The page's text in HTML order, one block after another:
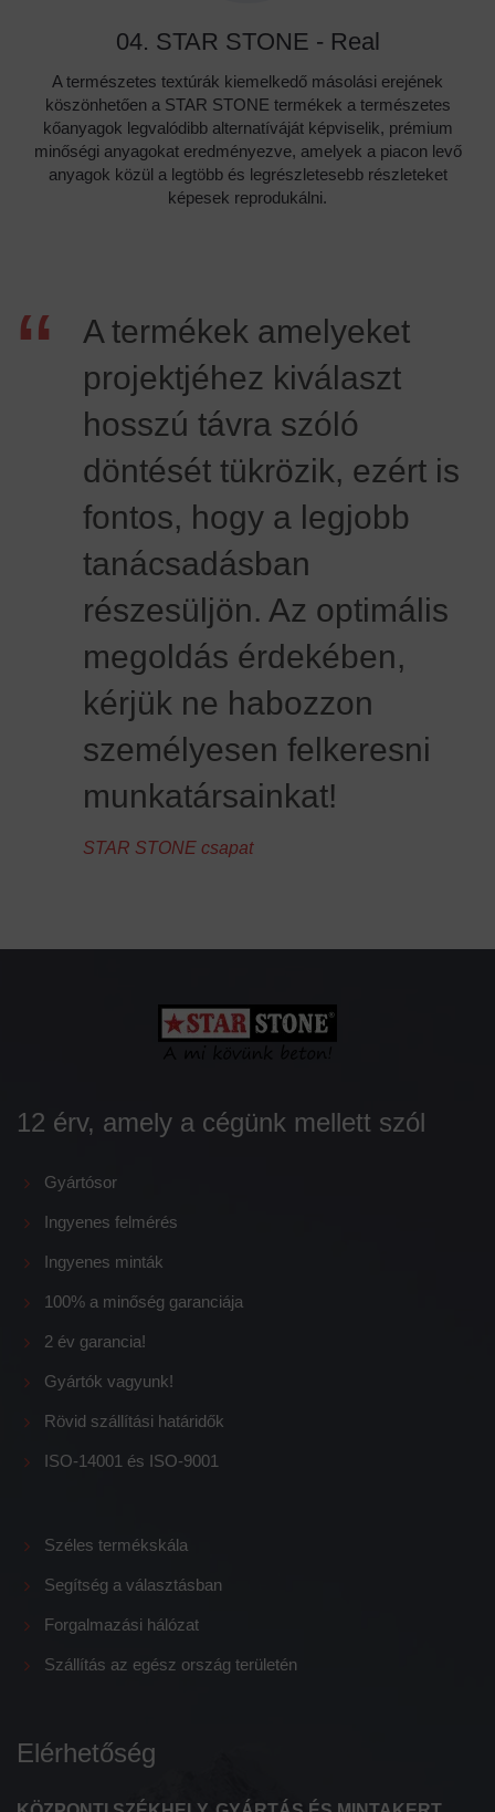
04. STAR STONE - Real
A természetes textúrák kiemelkedő másolási erejének
köszönhetően a STAR STONE termékek a természetes
kőanyagok legvalódibb alternatíváját képviselik, prémium
minőségi anyagokat eredményezve, amelyek a piacon levő
anyagok közül a legtöbb és legrészletesebb részleteket
képesek reprodukálni.
“
A termékek amelyeket
projektjéhez kiválaszt
hosszú távra szóló
döntését tükrözik, ezért is
fontos, hogy a legjobb
tanácsadásban
részesüljön. Az optimális
megoldás érdekében,
kérjük ne habozzon
személyesen felkeresni
munkatársainkat!
STAR STONE csapat
12 érv, amely a cégünk mellett szól
Gyártósor
Ingyenes felmérés
Ingyenes minták
100% a minőség garanciája
2 év garancia!
Gyártók vagyunk!
Rövid szállítási határidők
ISO-14001 és ISO-9001
Széles termékskála
Segítség a választásban
Forgalmazási hálózat
Szállítás az egész ország területén
Elérhetőség